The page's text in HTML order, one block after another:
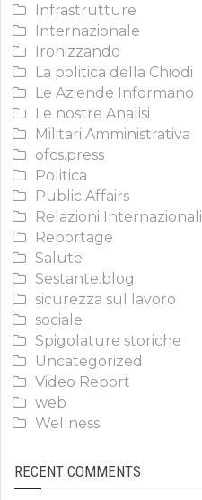
Infrastrutture
Internazionale
Ironizzando
La politica della Chiodi
Le Aziende Informano
Le nostre Analisi
Militari Amministrativa
ofcs.press
Politica
Public Affairs
Relazioni Internazionali
Reportage
Salute
Sestante.blog
sicurezza sul lavoro
sociale
Spigolature storiche
Uncategorized
Video Report
web
Wellness
RECENT COMMENTS